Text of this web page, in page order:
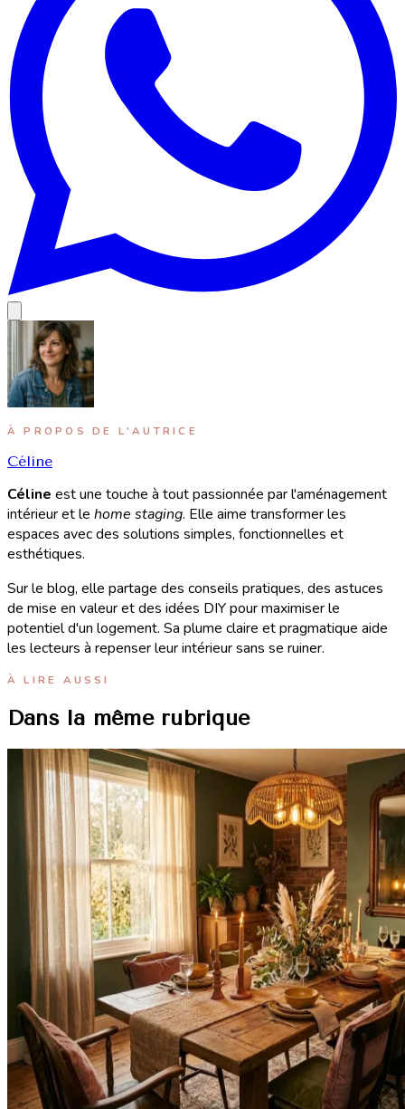
À PROPOS DE L'AUTRICE
Céline
Céline est une touche à tout passionnée par l'aménagement
intérieur et le home staging. Elle aime transformer les
espaces avec des solutions simples, fonctionnelles et
esthétiques.
Sur le blog, elle partage des conseils pratiques, des astuces
de mise en valeur et des idées DIY pour maximiser le
potentiel d'un logement. Sa plume claire et pragmatique aide
les lecteurs à repenser leur intérieur sans se ruiner.
À LIRE AUSSI
Dans la même rubrique